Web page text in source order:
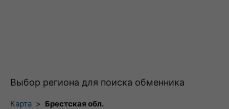
Выбор региона для поиска обменника
Карта > Брестская обл.